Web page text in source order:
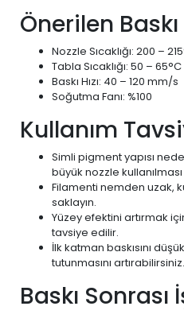
Önerilen
Nozzle Sıcaklığı: 200 –
Tabla Sıcaklığı: 50 – 65°C
Baskı Hızı: 40 – 120 mm/s
Soğutma Fanı: %100
Kullanım
Simli pigment yapısı
büyük nozzle
Filamenti nemden uzak,
saklayın.
Yüzey efektini artırmak
tavsiye edilir.
İlk katman baskısını
tutunmasını artırabilirsiniz.
Baskı